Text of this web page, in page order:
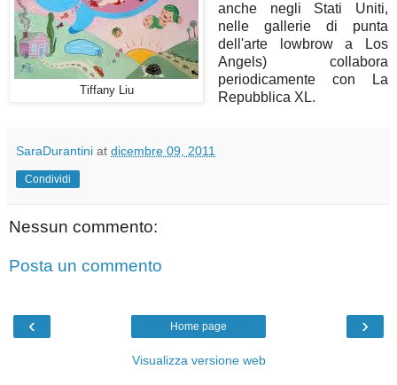
Tiffany Liu
anche negli Stati Uniti,
nelle gallerie di punta
dell'arte lowbrow a Los
Angels) collabora
periodicamente con La
Repubblica XL.
SaraDurantini at dicembre 09, 2011
Condividi
Nessun commento:
Posta un commento
‹ ›
Home page
Visualizza versione web